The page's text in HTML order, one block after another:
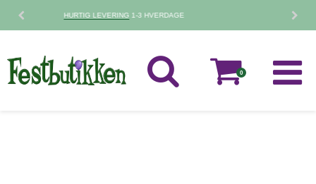
30 DAGESFORTRYDELSESRET
0